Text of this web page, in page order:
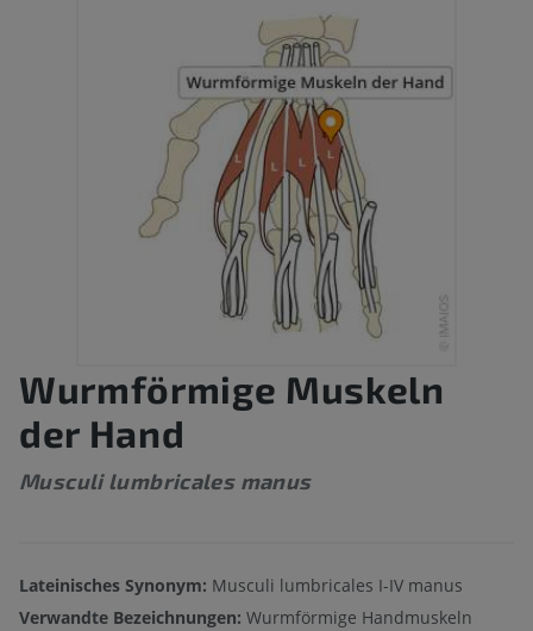
Wurmförmige Muskeln
der Hand
Musculi lumbricales manus
Lateinisches Synonym: Musculi lumbricales I-IV manus
Verwandte Bezeichnungen: Wurmförmige Handmuskeln